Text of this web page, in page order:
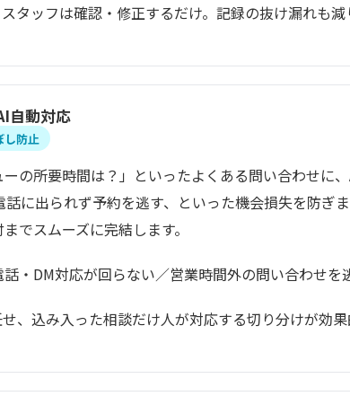
タッフは確認・修正するだけ。記録の抜け漏れも減
自動対応
し防止
ーの所要時間は？」といったよくある問い合わせに
に出られず予約を逃す、といった機会損失を防ぎ
でスムーズに完結します。
・DM対応が回らない／営業時間外の問い合わせを
、込み入った相談だけ人が対応する切り分けが効果